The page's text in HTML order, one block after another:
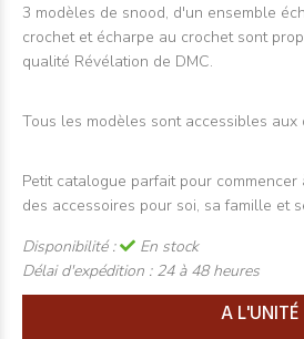
3 modèles de snood, d'un ensemble
crochet et écharpe au crochet sont
qualité Révélation de DMC.
Tous les modèles sont accessibles aux
Petit catalogue parfait pour
des accessoires pour soi, sa famille et
Disponibilité :
En stock
Délai d'expédition : 24 à 48 heures
A L'UNITÉ